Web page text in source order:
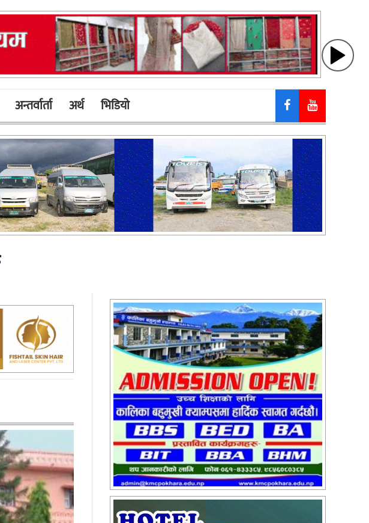
अन्तर्वार्ता अर्थ भिडियाे